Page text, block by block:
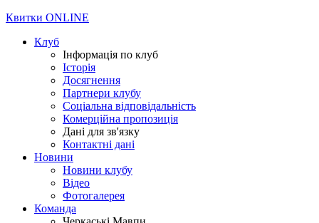
Квитки ONLINE
Клуб
Інформація по клуб
Історія
Досягнення
Партнери клубу
Соціальна відповідальність
Комерційна пропозиція
Дані для зв'язку
Контактні дані
Новини
Новини клубу
Відео
Фотогалерея
Команда